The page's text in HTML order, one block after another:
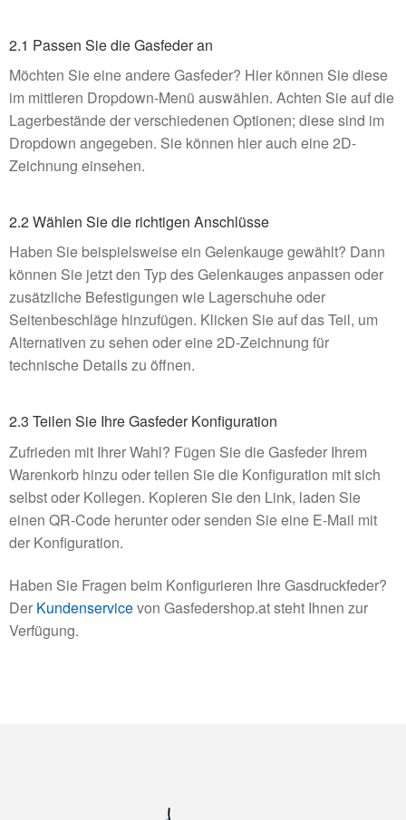
2.1 Passen Sie die Gasfeder an
Möchten Sie eine andere Gasfeder? Hier können Sie diese
im mittleren Dropdown-Menü auswählen. Achten Sie auf die
Lagerbestände der verschiedenen Optionen; diese sind im
Dropdown angegeben. Sie können hier auch eine 2D-
Zeichnung einsehen.
2.2 Wählen Sie die richtigen Anschlüsse
Haben Sie beispielsweise ein Gelenkauge gewählt? Dann
können Sie jetzt den Typ des Gelenkauges anpassen oder
zusätzliche Befestigungen wie Lagerschuhe oder
Seitenbeschläge hinzufügen. Klicken Sie auf das Teil, um
Alternativen zu sehen oder eine 2D-Zeichnung für
technische Details zu öffnen.
2.3 Teilen Sie Ihre Gasfeder Konfiguration
Zufrieden mit Ihrer Wahl? Fügen Sie die Gasfeder Ihrem
Warenkorb hinzu oder teilen Sie die Konfiguration mit sich
selbst oder Kollegen. Kopieren Sie den Link, laden Sie
einen QR-Code herunter oder senden Sie eine E-Mail mit
der Konfiguration.
Haben Sie Fragen beim Konfigurieren Ihre Gasdruckfeder?
Der Kundenservicevon Gasfedershop.at steht Ihnen zur
Verfügung.